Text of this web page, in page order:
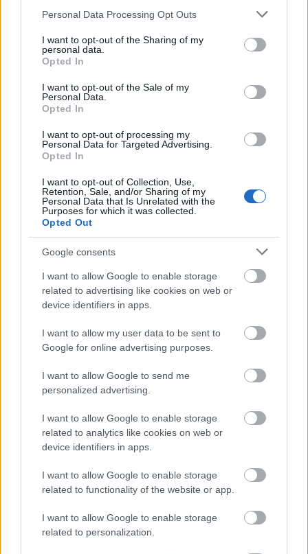
Please note that this website/app uses one or more Google
not limited to your visit or usage behaviour. You may click to
grant or deny consent to Google and its third-party tags to
use your data for below specified purposes in below Google
consent section.
Personal Data Processing Opt Outs
I want to opt-out of the Sharing of my
personal data.
Opted In
I want to opt-out of the Sale of my
Personal Data.
Opted In
I want to opt-out of processing my
Personal Data for Targeted Advertising.
Opted In
I want to opt-out of Collection, Use,
Retention, Sale, and/or Sharing of my
Personal Data that Is Unrelated with the
Purposes for which it was collected.
Opted Out
Google consents
I want to allow Google to enable storage
related to advertising like cookies on web or
device identifiers in apps.
I want to allow my user data to be sent to
Google for online advertising purposes.
I want to allow Google to send me
personalized advertising.
I want to allow Google to enable storage
related to analytics like cookies on web or
device identifiers in apps.
I want to allow Google to enable storage
related to functionality of the website or app.
I want to allow Google to enable storage
related to personalization.
VAGY
Drakeamarth
13 éve
Csak én vagyok meglepve, hogy milyen rohadt jó
minőségű a CGI? Eléggé lesokkolt ez most, oké hogy
le vagyok maradva pár évvel a játékvilágban, de ez
akkor is mozifilm-minőség... Bár gondolom ilyen
minőségű CGi-t összehozni egy 2 órás filmhez
minimum 250-300 millió dollár.
Zalaba_Ferenc
13 éve
hogy mennyi pénz, és főleg, mennyi idő egy ilyet
összehozni. :)
13 éve
És akkor most majd Puzsér megint nyilatkozni fog,
hogy mennyire sz*r és gagyi lesz ez az új batman
mozifilm :D
Llew